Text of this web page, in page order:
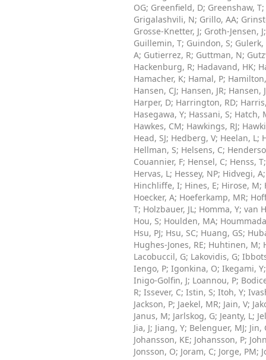
OG; Greenfield, D; Greenshaw, T;
Grigalashvili, N; Grillo, AA;
Grosse-Knetter, J; Groth-Jensen, J
Guillemin, T; Guindon, S; Gulerk,
A; Gutierrez, R; Guttman, N;
Hackenburg, R; Hadavand, HK;
Hamacher, K; Hamal, P;
Hansen, CJ; Hansen, JR; Hansen,
Harper, D; Harrington, RD;
Hasegawa, Y; Hassani, S; Hatch,
Hawkes, CM; Hawkings, RJ;
Head, SJ; Hedberg, V; Heelan, L;
Hellman, S; Helsens, C;
Couannier, F; Hensel, C; Henss, T
Hervas, L; Hessey, NP; Hidvegi, A
Hinchliffe, I; Hines, E; Hirose, M;
Hoecker, A; Hoeferkamp, MR;
T; Holzbauer, JL; Homma, Y; van
Hou, S; Houlden, MA;
Hsu, PJ; Hsu, SC; Huang, GS;
Hughes-Jones, RE; Huhtinen, M;
Lacobuccil, G; Lakovidis, G;
Iengo, P; Igonkina, O; Ikegami, Y
Inigo-Golfin, J; Loannou, P;
R; Issever, C; Istin, S; Itoh, Y;
Jackson, P; Jaekel, MR; Jain, V;
Janus, M; Jarlskog, G; Jeanty, L;
Jia, J; Jiang, Y; Belenguer, MJ; Jin,
Johansson, KE; Johansson, P;
Jonsson, O; Joram, C; Jorge, PM;